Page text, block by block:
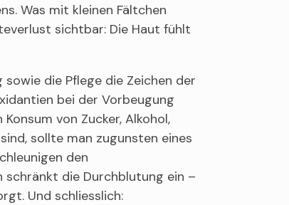
Was mit kleinen Fältchen
sichtbar: Die Haut fühlt
die Pflege die Zeichen der
bei der Vorbeugung
von Zucker, Alkohol,
sollte man zugunsten eines
den
die Durchblutung ein –
Und schliesslich: